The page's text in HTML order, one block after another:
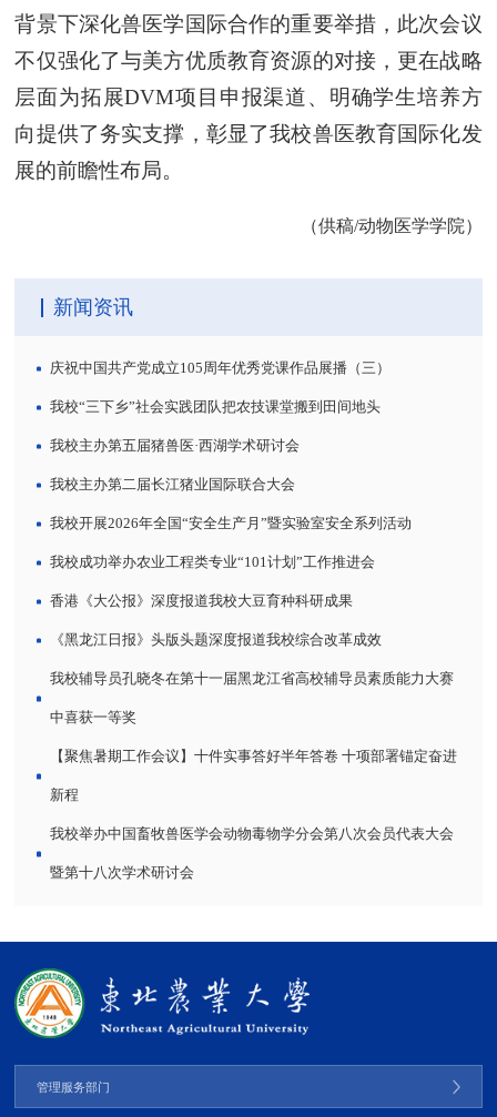
背景下深化兽医学国际合作的重要举措，此次会议
不仅强化了与美方优质教育资源的对接，更在战略
层面为拓展DVM项目申报渠道、明确学生培养方
向提供了务实支撑，彰显了我校兽医教育国际化发
展的前瞻性布局。
（供稿/动物医学学院）
新闻资讯
庆祝中国共产党成立105周年优秀党课作品展播（三）
我校“三下乡”社会实践团队把农技课堂搬到田间地头
我校主办第五届猪兽医·西湖学术研讨会
我校主办第二届长江猪业国际联合大会
我校开展2026年全国“安全生产月”暨实验室安全系列活动
我校成功举办农业工程类专业“101计划”工作推进会
香港《大公报》深度报道我校大豆育种科研成果
《黑龙江日报》头版头题深度报道我校综合改革成效
我校辅导员孔晓冬在第十一届黑龙江省高校辅导员素质能力大赛
中喜获一等奖
【聚焦暑期工作会议】十件实事答好半年答卷 十项部署锚定奋进
新程
我校举办中国畜牧兽医学会动物毒物学分会第八次会员代表大会
暨第十八次学术研讨会
管理服务部门